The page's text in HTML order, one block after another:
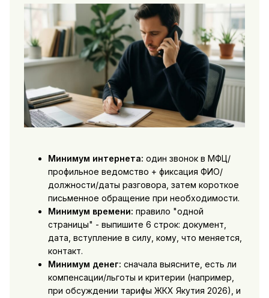
Минимум интернета: один звонок в МФЦ/
профильное ведомство + фиксация ФИО/
должности/даты разговора, затем короткое
письменное обращение при необходимости.
Минимум времени: правило "одной
страницы" - выпишите 6 строк: документ,
дата, вступление в силу, кому, что меняется,
контакт.
Минимум денег: сначала выясните, есть ли
компенсации/льготы и критерии (например,
при обсуждении тарифы ЖКХ Якутия 2026), и